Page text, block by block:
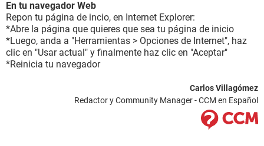
En tu navegador Web
Repon tu página de incio, en Internet Explorer:
*Abre la página que quieres que sea tu página de inicio
*Luego, anda a "Herramientas > Opciones de Internet", haz
clic en "Usar actual" y finalmente haz clic en "Aceptar"
*Reinicia tu navegador
Carlos Villagómez
Redactor y Community Manager - CCM en Español